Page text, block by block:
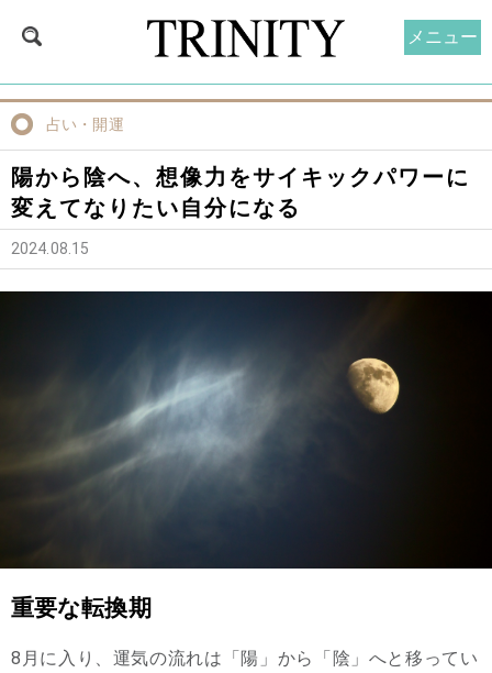
占い・開運
陽から陰へ、想像力をサイキックパワーに
変えてなりたい自分になる
2024.08.15
重要な転換期
8月に入り、運気の流れは「陽」から「陰」へと移ってい
メニュー